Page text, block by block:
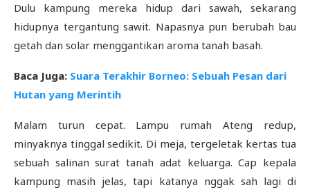
Dulu kampung mereka hidup dari sawah, sekarang
hidupnya tergantung sawit. Napasnya pun berubah bau
getah dan solar menggantikan aroma tanah basah.
Baca Juga: Suara Terakhir Borneo: Sebuah Pesan dari
Hutan yang Merintih
Malam turun cepat. Lampu rumah Ateng redup,
minyaknya tinggal sedikit. Di meja, tergeletak kertas tua
sebuah salinan surat tanah adat keluarga. Cap kepala
kampung masih jelas, tapi katanya nggak sah lagi di